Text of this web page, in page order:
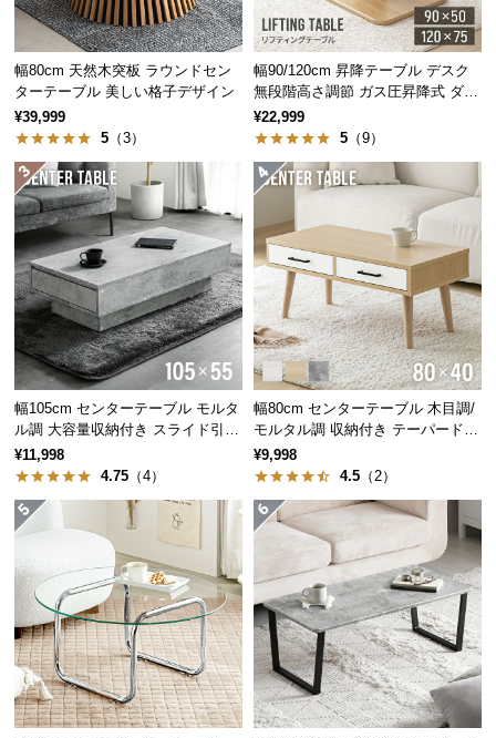
中
型
品
の
配
送
に
つ
い
て
小
型
商
品
の
送
て
開
梱
設
置
サ
幅80cm 天然木突板 ラウンドセン
ターテーブル 美しい格子デザイン
¥39,999
5 （3）
幅90/120cm 昇降テーブル デスク
無段階高さ調節 ガス圧昇降式 ダイ
ニング 高さ55~70cm
¥22,999
5 （9）
幅105cm センターテーブル モルタ
ル調 大容量収納付き スライド引き
出し2杯
¥11,998
4.75 （4）
幅80cm センターテーブル 木目調/
モルタル調 収納付き テーパードレ
ッグ
¥9,998
4.5 （2）